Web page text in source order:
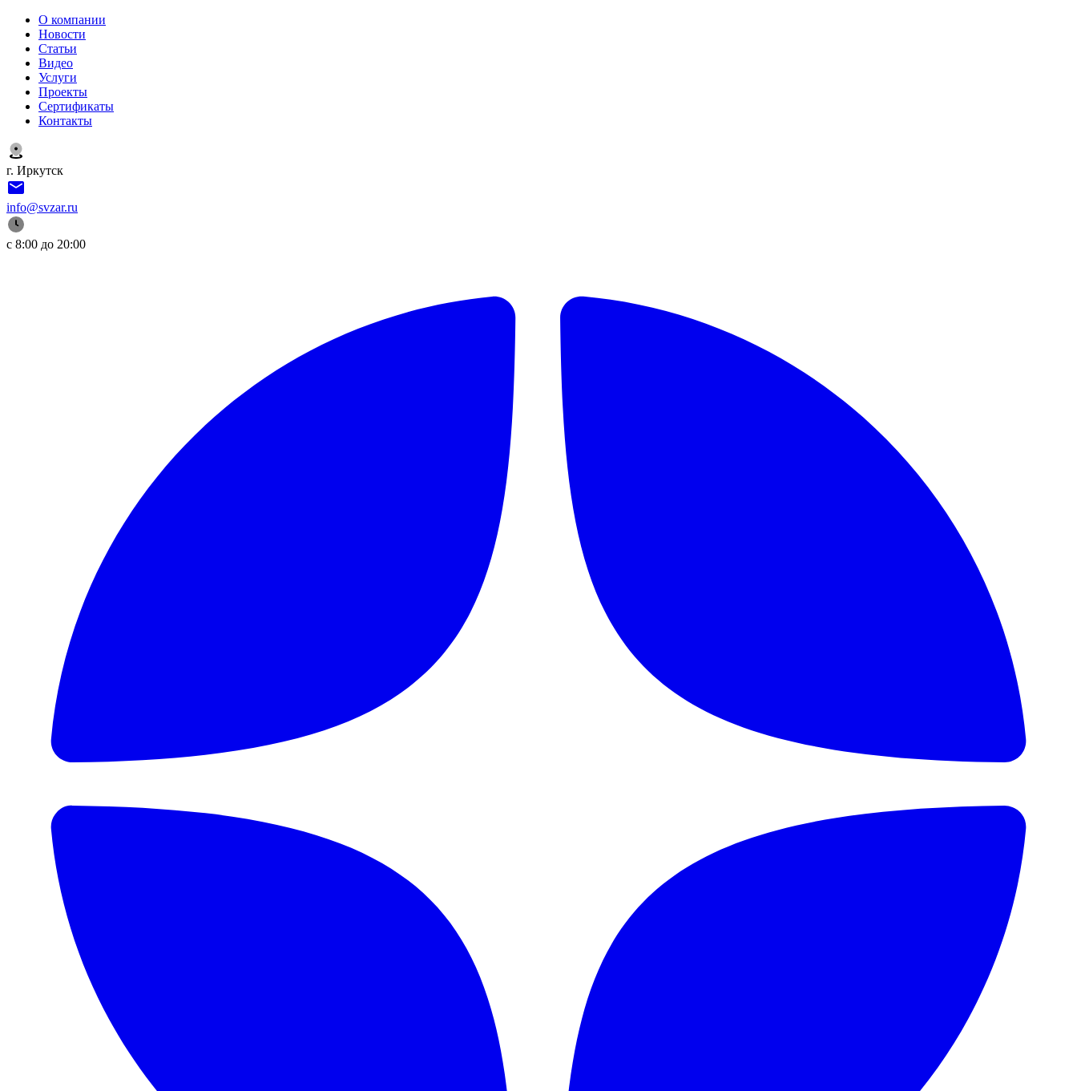
О компании
Новости
Статьи
Видео
Услуги
Проекты
Сертификаты
Контакты
г. Иркутск
info@svzar.ru
с 8:00 до 20:00